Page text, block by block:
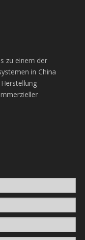
zu einem der
in China